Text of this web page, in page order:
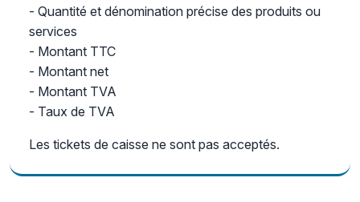
- Quantité et dénomination précise des produits ou
services
- Montant TTC
- Montant net
- Montant TVA
- Taux de TVA
Les tickets de caisse ne sont pas acceptés.